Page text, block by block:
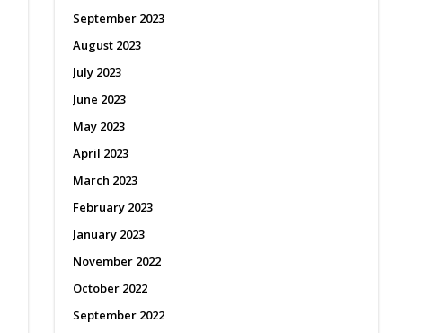
September 2023
August 2023
July 2023
June 2023
May 2023
April 2023
March 2023
February 2023
January 2023
November 2022
October 2022
September 2022